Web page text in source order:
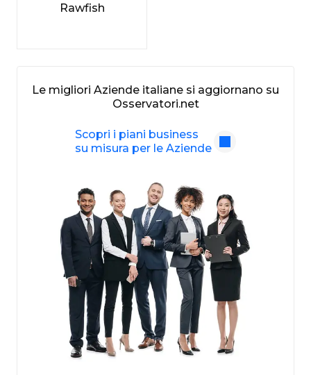
Le migliori Aziende italiane si aggiornano su
Osservatori.net
Scopri i piani business
su misura per le Aziende
Rawfish